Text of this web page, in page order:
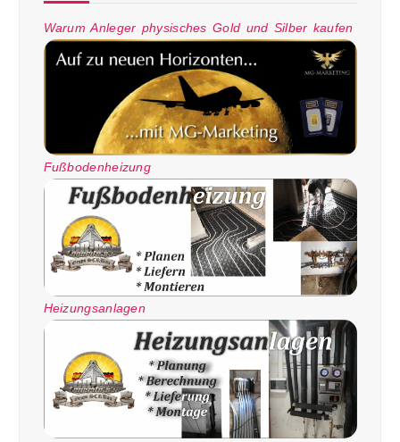
Warum Anleger physisches Gold und Silber kaufen
Fußbodenheizung
Heizungsanlagen